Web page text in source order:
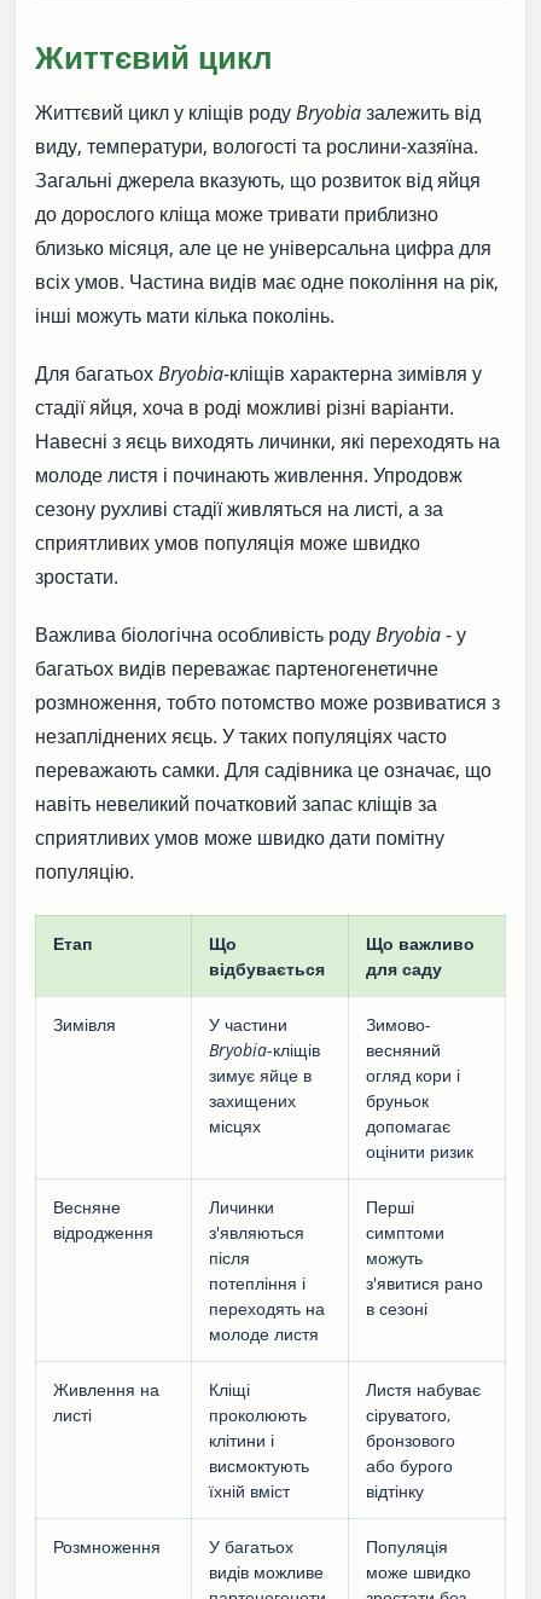
Життєвий цикл
Життєвий цикл у кліщів родуBryobiaзалежить від
виду, температури, вологості та рослини-хазяїна.
Загальні джерела вказують, що розвиток від яйця
до дорослого кліща може тривати приблизно
близько місяця, але це не універсальна цифра для
всіх умов. Частина видів має одне покоління на рік,
інші можуть мати кілька поколінь.
Для багатьохBryobia-кліщів характерна зимівля у
стадії яйця, хоча в роді можливі різні варіанти.
Навесні з яєць виходять личинки, які переходять на
молоде листя і починають живлення. Упродовж
сезону рухливі стадії живляться на листі, а за
сприятливих умов популяція може швидко
зростати.
Важлива біологічна особливість родуBryobia- у
багатьох видів переважає партеногенетичне
розмноження, тобто потомство може розвиватися з
незапліднених яєць. У таких популяціях часто
переважають самки. Для садівника це означає, що
навіть невеликий початковий запас кліщів за
сприятливих умов може швидко дати помітну
популяцію.
Етап
Що
відбувається
Що важливо
для саду
Зимівля
У частини
Bryobia-кліщів
зимує яйце в
захищених
місцях
Зимово-
весняний
огляд кори і
бруньок
допомагає
оцінити ризик
Весняне
відродження
Личинки
з'являються
після
потепління і
переходять на
молоде листя
Перші
симптоми
можуть
з'явитися рано
в сезоні
Живлення на
листі
Кліщі
проколюють
клітини і
висмоктують
їхній вміст
Листя набуває
сіруватого,
бронзового
або бурого
відтінку
Розмноження
У багатьох
видів можливе
Популяція
може швидко